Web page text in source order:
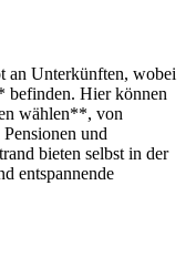
an Unterkünften, wobei
befinden. Hier können
wählen**, von
und
bieten selbst in der
entspannende